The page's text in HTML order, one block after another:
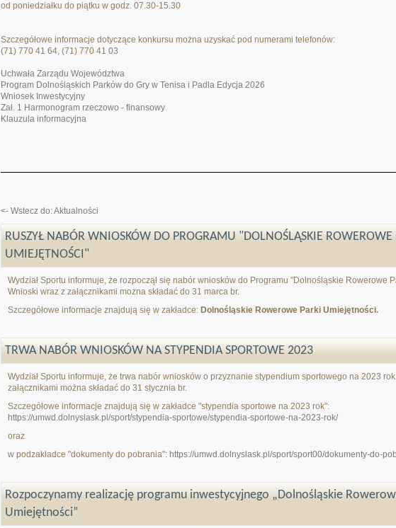
od poniedziałku do piątku w godz. 07.30-15.30
Szczegółowe informacje dotyczące konkursu można uzyskać pod numerami telefonów:
(71) 770 41 64, (71) 770 41 03
Uchwała Zarządu Województwa
Program Dolnośląskich Parków do Gry w Tenisa i Padla Edycja 2026
Wniosek Inwestycyjny
Zał. 1 Harmonogram rzeczowo - finansowy
Klauzula informacyjna
<- Wstecz do: Aktualności
RUSZYŁ NABÓR WNIOSKÓW DO PROGRAMU "DOLNOŚLĄSKIE ROWEROWE
UMIEJĘTNOŚCI"
Wydział Sportu informuje, że rozpoczął się nabór wniosków do Programu "Dolnośląskie Rowerowe
Wnioski wraz z załącznikami można składać do 31 marca br.
Szczegółowe informacje znajdują się w zakładce: Dolnośląskie Rowerowe Parki Umiejętności.
TRWA NABÓR WNIOSKÓW NA STYPENDIA SPORTOWE 2023
Wydział Sportu informuje, że trwa nabór wniosków o przyznanie stypendium sportowego na 2023
załącznikami można składać do 31 stycznia br.
Szczegółowe informacje znajdują się w zakładce "stypendia sportowe na 2023 rok":
https://umwd.dolnyslask.pl/sport/stypendia-sportowe/stypendia-sportowe-na-2023-rok/
oraz
w podzakładce "dokumenty do pobrania": https://umwd.dolnyslask.pl/sport/sport00/dokumenty-do-
Rozpoczynamy realizację programu inwestycyjnego „Dolnośląskie
Umiejętności”